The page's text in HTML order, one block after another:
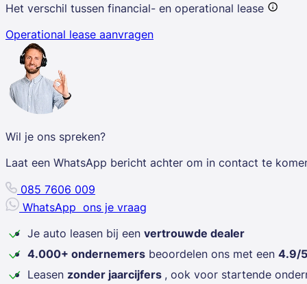
Het verschil tussen financial- en operational lease
Operational lease aanvragen
Wil je ons spreken?
Laat een WhatsApp bericht achter om in contact te
085 7606 009
WhatsApp ons je vraag
Je auto leasen bij een vertrouwde dealer
4.000+ ondernemers beoordelen ons met een 4.9/5
Leasen zonder jaarcijfers , ook voor startende